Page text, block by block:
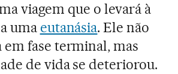
viagem que o levará à
uma eutanásia. Ele não
fase terminal, mas
de vida se deteriorou.